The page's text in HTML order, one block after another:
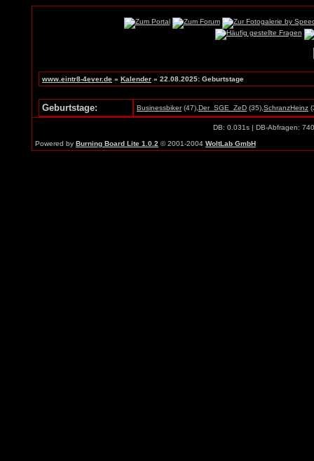
www.eintr8-4ever.de » Kalender » 22.08.2025: Geburtstage
Geburtstage: Businessbiker(47), Der_SGE_ZeD (35), SchranzHeinz
DB: 0.031s | DB-Abfragen:
Powered by Burning Board Lite 1.0.2 © 2001-2004 WoltLab GmbH